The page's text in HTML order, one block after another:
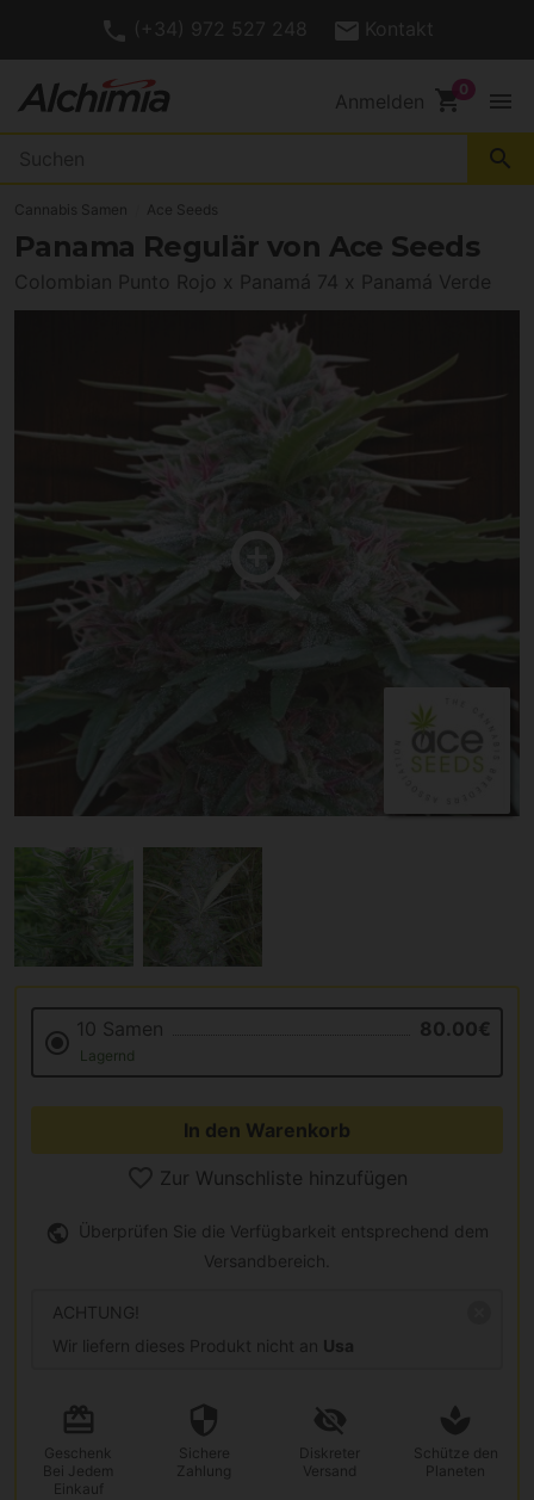
(+34) 972 527 248 Kontakt
Anmelden shopping_cart menu
search
Cannabis Samen Ace Seeds
Panama Regulär von Ace Seeds
Colombian Punto Rojo x Panamá 74 x Panamá Verde
10 Samen 80.00€
Lagernd
In den Warenkorb
Zur Wunschliste hinzufügen
Überprüfen Sie die Verfügbarkeit entsprechend dem
Versandbereich.
ACHTUNG!
Wir liefern dieses Produkt nicht an Usa
Geschenk
Bei Jedem
Einkauf
Sichere
Zahlung
Diskreter
Versand
Schütze den
Planeten